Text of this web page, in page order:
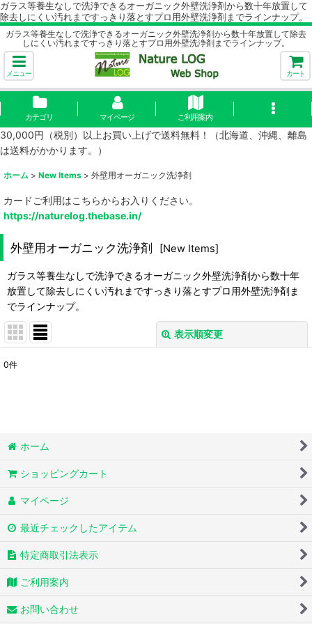
ガラス等養生なしで洗浄できるオーガニック外壁洗浄剤から数十年放置して
除去しにくい汚れまですっきり落とすプロ用外壁洗浄剤までラインナップ。
ガラス等養生なしで洗浄できるオーガニック外壁洗浄剤から数十年放置して除去
しにくい汚れまですっきり落とすプロ用外壁洗浄剤までラインナップ。
メニュー カート
カテゴリ マイページ ご利用案内
30,000円（税別）以上お買い上げで送料無料！（北海道、沖縄、離島
は送料がかかります。）
ホーム > New Items > 外壁用オーガニック洗浄剤
カードご利用はこちらからお入りください。
https://naturelog.thebase.in/
外壁用オーガニック洗浄剤 [New Items]
ガラス等養生なしで洗浄できるオーガニック外壁洗浄剤から数十年
放置して除去しにくい汚れまですっきり落とすプロ用外壁洗浄剤ま
でラインナップ。
表示順変更
0件
ホーム
ショッピングカート
マイページ
最近チェックしたアイテム
特定商取引法表示
ご利用案内
お問い合わせ